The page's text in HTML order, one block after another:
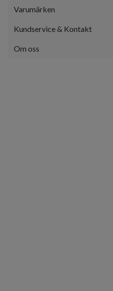
Varumärken
Kundservice & Kontakt
Om oss